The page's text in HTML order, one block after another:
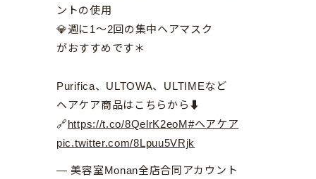
ントの使用
💎週に1〜2回の集中ヘアマスク
がおすすめです＊
Purifica、ULTOWA、ULTIMEなど
ヘアケア商品はこちらから⬇️
🔗https://t.co/8QelrK2eoM#ヘアケア
pic.twitter.com/8Lpuu5VRjk
— 美容室Monan全店合同アカウント